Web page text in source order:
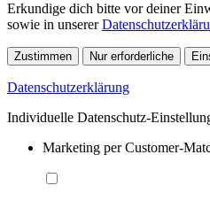
Erkundige dich bitte vor deiner
sowie in unserer
Zustimmen Nur erforderliche
Datenschutzerklärung
Individuelle Datenschutz-
Marketing per Customer-